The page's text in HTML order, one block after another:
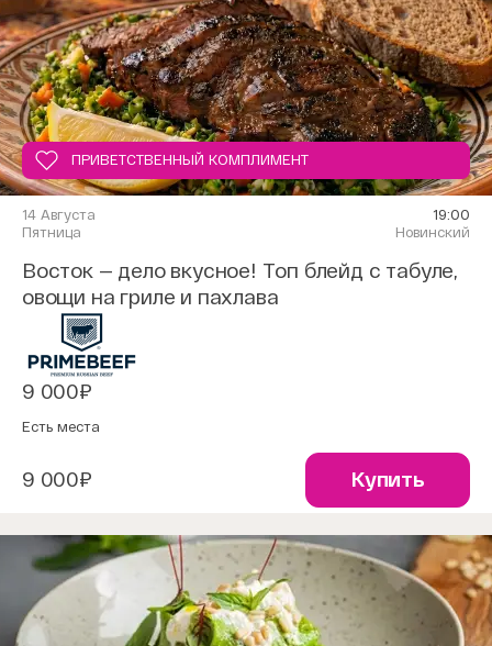
ПРИВЕТСТВЕННЫЙ КОМПЛИМЕНТ
14 Августа
Пятница
19:00
Новинский
Восток — дело вкусное! Топ блейд с табуле,
овощи на гриле и пахлава
9 000₽
Есть места
9 000₽ Купить